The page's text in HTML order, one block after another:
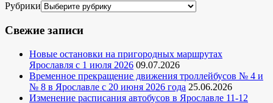
Рубрики
Свежие записи
Новые остановки на пригородных маршрутах
Ярославля с 1 июля 2026 09.07.2026
Временное прекращение движения троллейбусов № 4 и
№ 8 в Ярославле с 20 июня 2026 года 25.06.2026
Изменение расписания автобусов в Ярославле 11-12